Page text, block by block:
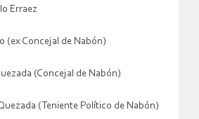
Erraez
(ex Concejal de Nabón)
(Concejal de Nabón)
(Teniente Político de Nabón)